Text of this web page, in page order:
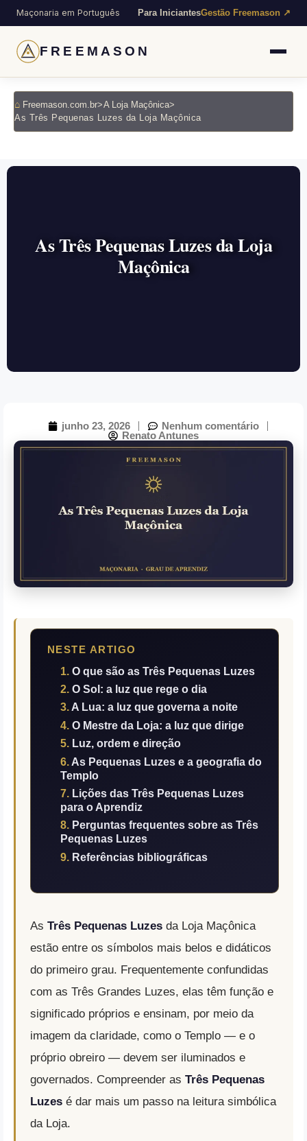
Maçonaria em Português Para IniciantesGestão Freemason ↗
FREEMASON
Freemason.com.br>A Loja Maçônica>
As Três Pequenas Luzes da Loja Maçônica
As Três Pequenas Luzes da Loja
Maçônica
junho 23, 2026
Nenhum comentário
Renato Antunes
NESTE ARTIGO
O que são as Três Pequenas Luzes
O Sol: a luz que rege o dia
A Lua: a luz que governa a noite
O Mestre da Loja: a luz que dirige
Luz, ordem e direção
As Pequenas Luzes e a geografia do
Templo
Lições das Três Pequenas Luzes
para o Aprendiz
Perguntas frequentes sobre as Três
Pequenas Luzes
Referências bibliográficas
As Três Pequenas Luzesda Loja Maçônica
estão entre os símbolos mais belos e didáticos
do primeiro grau. Frequentemente confundidas
com as Três Grandes Luzes, elas têm função e
significado próprios e ensinam, por meio da
imagem da claridade, como o Templo — e o
próprio obreiro — devem ser iluminados e
governados. Compreender as Três Pequenas
Luzesé dar mais um passo na leitura simbólica
da Loja.